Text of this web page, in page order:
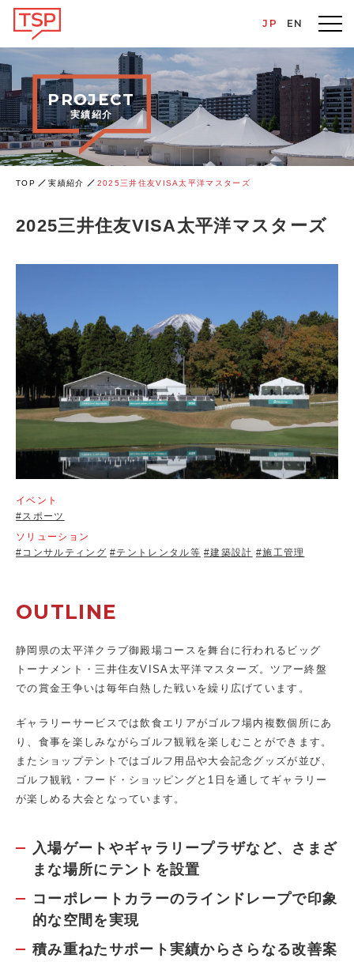
JP EN
PROJECT
実績紹介
TOP 実績紹介 2025三井住友VISA太平洋マスターズ
2025三井住友VISA太平洋マスターズ
イベント
#スポーツ
ソリューション
#コンサルティング #テントレンタル等 #建築設計 #施工管理
OUTLINE
静岡県の太平洋クラブ御殿場コースを舞台に行われるビッグ
トーナメント・三井住友VISA太平洋マスターズ。ツアー終盤
での賞金王争いは毎年白熱した戦いを繰り広げています。
ギャラリーサービスでは飲食エリアがゴルフ場内複数個所にあ
り、食事を楽しみながらゴルフ観戦を楽しむことができます。
またショップテントではゴルフ用品や大会記念グッズが並び、
ゴルフ観戦・フード・ショッピングと1日を通してギャラリー
が楽しめる大会となっています。
入場ゲートやギャラリープラザなど、さまざ
まな場所にテントを設置
コーポレートカラーのラインドレープで印象
的な空間を実現
積み重ねたサポート実績からさらなる改善案